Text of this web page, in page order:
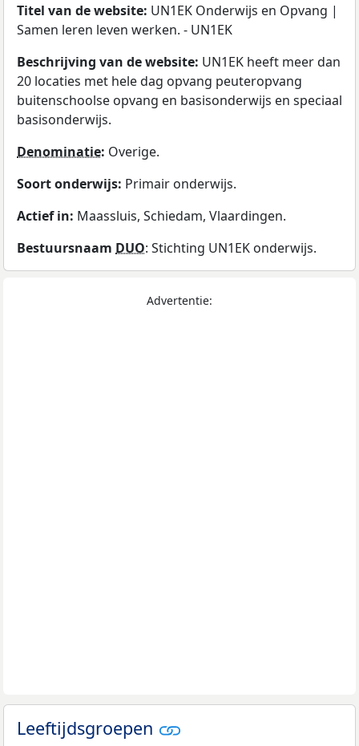
Titel van de website: UN1EK Onderwijs en Opvang |
Samen leren leven werken. - UN1EK
Beschrijving van de website: UN1EK heeft meer dan
20 locaties met hele dag opvang peuteropvang
buitenschoolse opvang en basisonderwijs en speciaal
basisonderwijs.
Denominatie: Overige.
Soort onderwijs: Primair onderwijs.
Actief in: Maassluis, Schiedam, Vlaardingen.
Bestuursnaam DUO: Stichting UN1EK onderwijs.
Advertentie:
Leeftijdsgroepen